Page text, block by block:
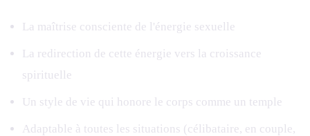
La maîtrise consciente de l'énergie sexuelle
La redirection de cette énergie vers la croissance
spirituelle
Un style de vie qui honore le corps comme un temple
Adaptable à toutes les situations (célibataire, en couple,